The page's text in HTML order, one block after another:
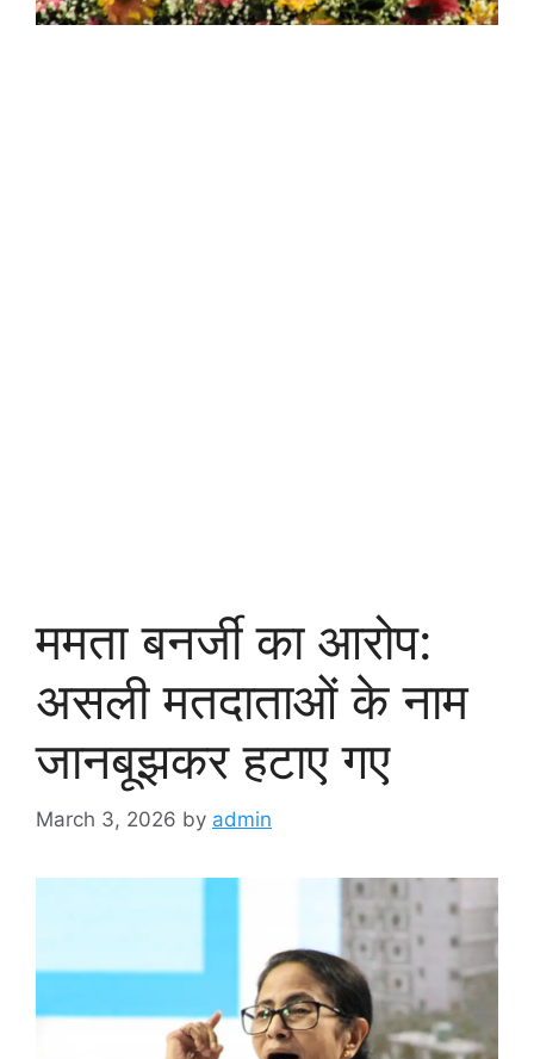
ममता बनर्जी का आरोप:
असली मतदाताओं के नाम
जानबूझकर हटाए गए
March 3, 2026 by admin